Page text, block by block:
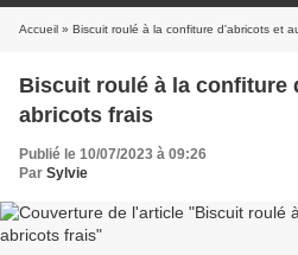
Accueil » Biscuit roulé à la confiture d'abricots et
Biscuit roulé à la confiture
abricots frais
Publié le 10/07/2023 à 09:26
Par Sylvie